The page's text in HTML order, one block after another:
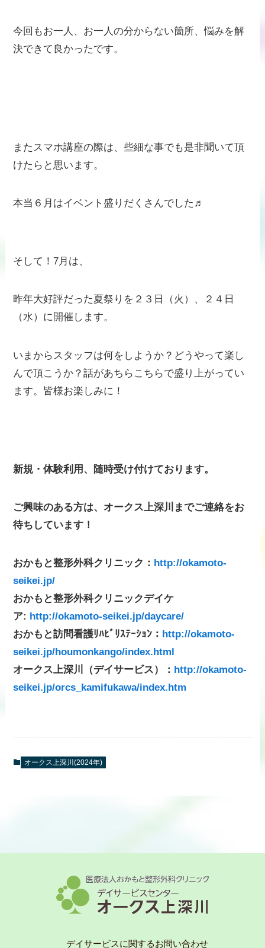
今回もお一人、お一人の分からない箇所、悩みを解
決できて良かったです。
またスマホ講座の際は、些細な事でも是非聞いて頂
けたらと思います。
本当６月はイベント盛りだくさんでした♬
そして！7月は、
昨年大好評だった夏祭りを２３日（火）、２４日
（水）に開催します。
いまからスタッフは何をしようか？どうやって楽し
んで頂こうか？話があちらこちらで盛り上がってい
ます。皆様お楽しみに！
新規・体験利用、随時受け付けております。
ご興味のある方は、オークス上深川までご連絡をお
待ちしています！
おかもと整形外科クリニック： http://okamoto-
seikei.jp/
おかもと整形外科クリニックデイケ
ア: http://okamoto-seikei.jp/daycare/
おかもと訪問看護ﾘﾊﾋﾞﾘｽﾃｰｼｮﾝ： http://okamoto-
seikei.jp/houmonkango/index.html
オークス上深川（デイサービス）： http://okamoto-
seikei.jp/orcs_kamifukawa/index.htm
オークス上深川(2024年)
デイサービスに関するお問い合わせ